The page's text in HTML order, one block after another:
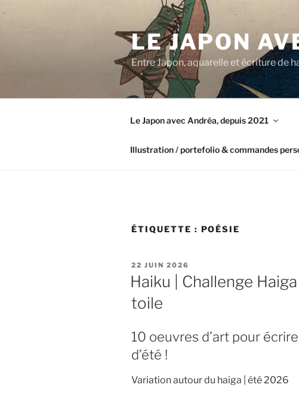
LE JAPON
Entre Japon, aquarelle et écriture de
Le Japon avec Andréa, depuis 2021
Illustration / portefolio & commandes
ÉTIQUETTE : POÉSIE
PUBLIÉ
LE
22 JUIN 2026
Haiku | Challenge
toile
10 oeuvres d’art pour
d’été !
Variation autour du haiga | été 2026